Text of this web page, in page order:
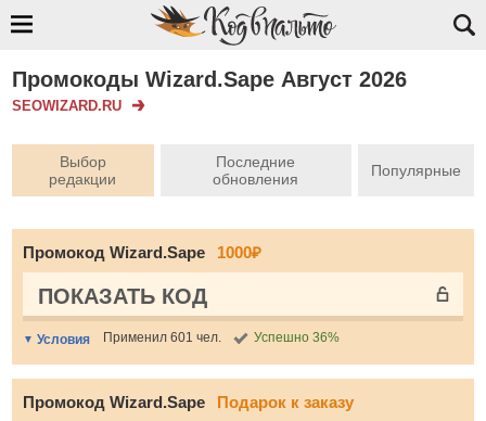
Промокоды Wizard.Sape Август 2026
SEOWIZARD.RU
Выбор
редакции
Последние
обновления
Популярные
Промокод Wizard.Sape 1000₽
ПОКАЗАТЬ КОД
Условия Применил 601 чел. Успешно 36%
Промокод Wizard.Sape Подарок к заказу